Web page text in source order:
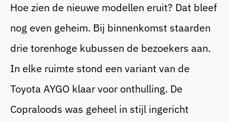
Hoe zien de nieuwe modellen eruit? Dat bleef
nog even geheim. Bij binnenkomst staarden
drie torenhoge kubussen de bezoekers aan.
In elke ruimte stond een variant van de
Toyota AYGO klaar voor onthulling. De
Copraloods was geheel in stijl ingericht